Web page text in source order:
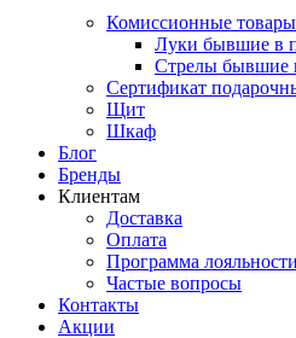
Комиссионные товары
Луки бывшие в
Стрелы бывшие
Сертификат
Щит
Шкаф
Блог
Бренды
Клиентам
Доставка
Оплата
Программа лояльности
Частые вопросы
Контакты
Акции